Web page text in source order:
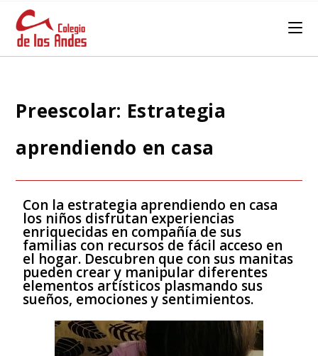
Preescolar: Estrategia
aprendiendo en casa
Con la estrategia aprendiendo en casa
los niños disfrutan experiencias
enriquecidas en compañía de sus
familias con recursos de fácil acceso en
el hogar. Descubren que con sus manitas
pueden crear y manipular diferentes
elementos artísticos plasmando sus
sueños, emociones y sentimientos.